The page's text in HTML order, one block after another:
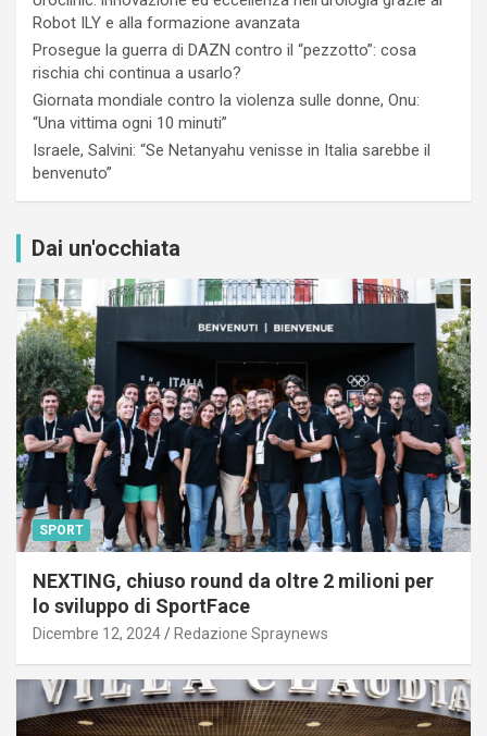
Robot ILY e alla formazione avanzata
Prosegue la guerra di DAZN contro il “pezzotto”: cosa
rischia chi continua a usarlo?
Giornata mondiale contro la violenza sulle donne, Onu:
“Una vittima ogni 10 minuti”
Israele, Salvini: “Se Netanyahu venisse in Italia sarebbe il
benvenuto”
Dai un'occhiata
SPORT
NEXTING, chiuso round da oltre 2 milioni per
lo sviluppo di SportFace
Dicembre 12, 2024 Redazione Spraynews